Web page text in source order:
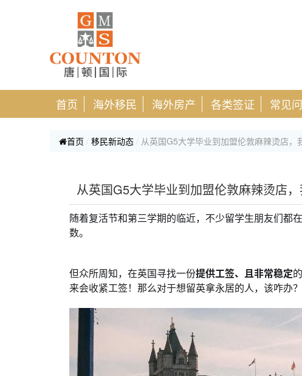
首页 海外移民 海外房产 各类签证 常见
首页 移民新动态 从英国G5大学毕业到加盟伦敦麻辣烫店，
从英国G5大学毕业到加盟伦敦麻辣烫店
随着复活节和第三学期的临近，不少留学生朋友们都
数。
但众所周知，在英国寻找一份提供工签、且非常稳定
来会收紧工签！那么对于想留英拿永居的人，该咋办？